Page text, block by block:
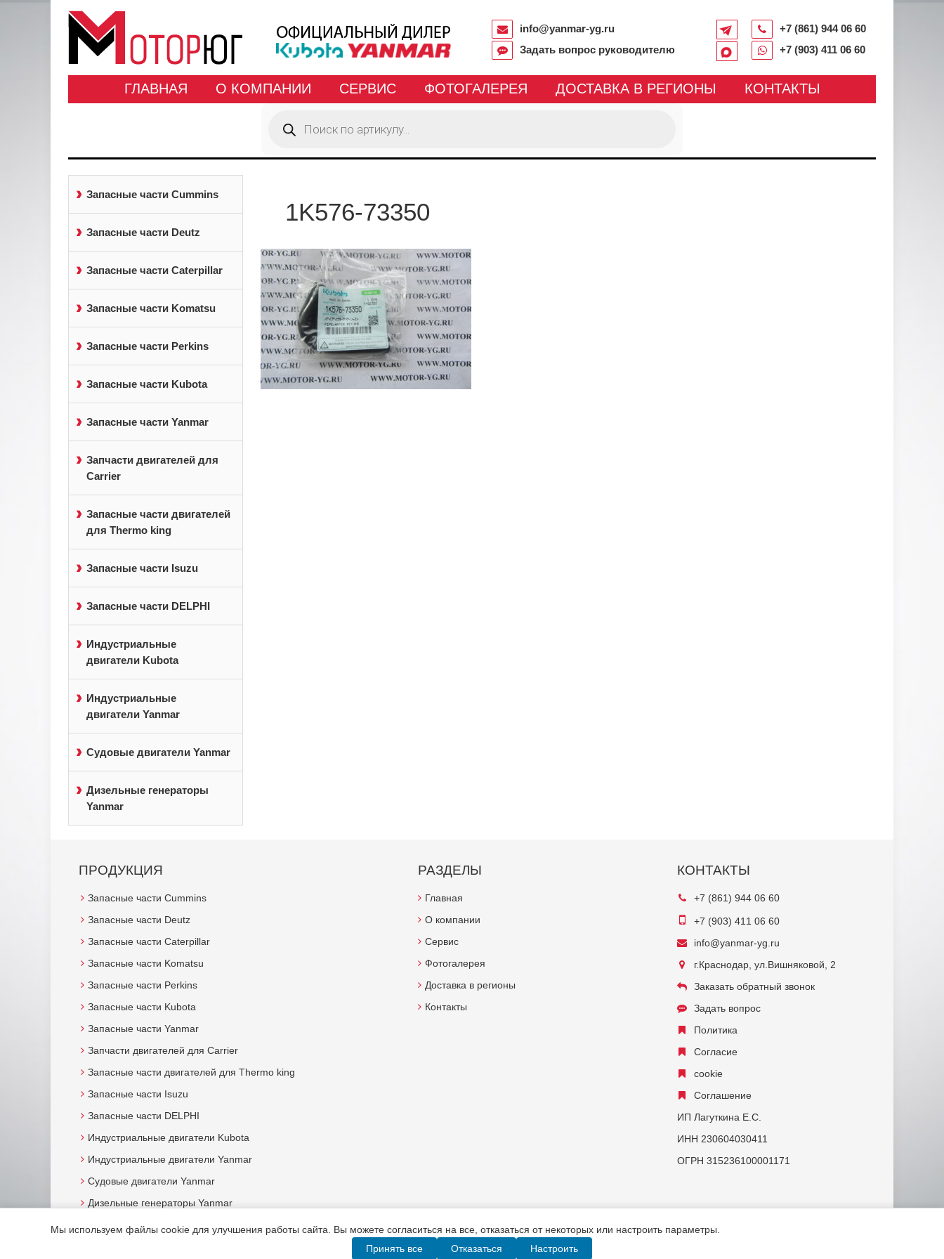
+7 (861) 944 06 60
+7 (903) 411 06 60
info@yanmar-yg.ru
Задать вопрос руководителю
ГЛАВНАЯ О КОМПАНИИ СЕРВИС ФОТОГАЛЕРЕЯ ДОСТАВКА В РЕГИОНЫ КОНТАКТЫ
товаров
Запасные части Cummins
Запасные части Deutz
Запасные части Caterpillar
Запасные части Komatsu
Запасные части Perkins
Запасные части Kubota
Запасные части Yanmar
Запчасти двигателей для
Carrier
Запасные части двигателей
для Thermo king
Запасные части Isuzu
Запасные части DELPHI
Индустриальные
двигатели Kubota
Индустриальные
двигатели Yanmar
Судовые двигатели Yanmar
Дизельные генераторы
Yanmar
1K576-73350
ПРОДУКЦИЯ
Запасные части Cummins
Запасные части Deutz
Запасные части Caterpillar
Запасные части Komatsu
Запасные части Perkins
Запасные части Kubota
Запасные части Yanmar
Запчасти двигателей для Carrier
Запасные части двигателей для Thermo king
Запасные части Isuzu
Запасные части DELPHI
Индустриальные двигатели Kubota
Индустриальные двигатели Yanmar
Судовые двигатели Yanmar
Дизельные генераторы Yanmar
РАЗДЕЛЫ
Главная
О компании
Сервис
Фотогалерея
Доставка в регионы
Контакты
КОНТАКТЫ
+7 (861) 944 06 60
+7 (903) 411 06 60
info@yanmar-yg.ru
г.Краснодар, ул.Вишняковой, 2
Заказать обратный звонок
Задать вопрос
Политика
Согласие
cookie
Соглашение
ИП Лагуткина Е.С.
ИНН 230604030411
ОГРН 315236100001171
Мы используем файлы cookie для улучшения работы сайта. Вы можете согласиться на все, отказаться от некоторых или настроить параметры.
Принять все
Отказаться Настроить